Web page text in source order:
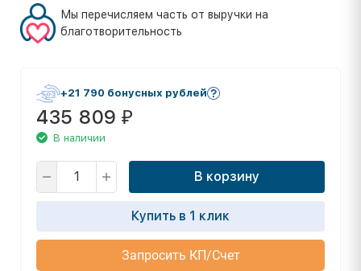
Мы перечисляем часть от выручки на
благотворительность
+21 790 бонусных рублей
435 809 ₽
В наличии
В корзину
Купить в 1 клик
Запросить КП/Счет